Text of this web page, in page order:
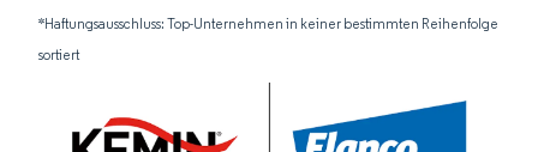
*Haftungsausschluss: Top-Unternehmen in keiner bestimmten Reihenfolge
sortiert